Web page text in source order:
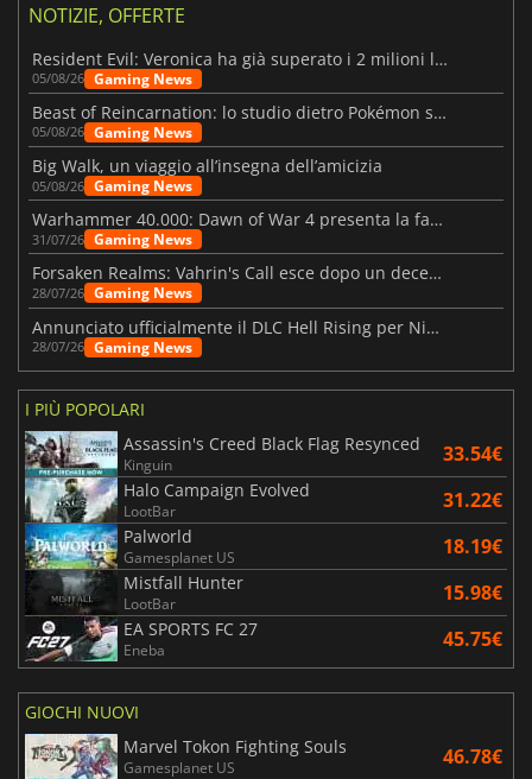
NOTIZIE, OFFERTE
Resident Evil: Veronica ha già superato i 2 milioni liste dei desideri
05/08/26 Gaming News
Beast of Reincarnation: lo studio dietro Pokémon su una nuova strada
05/08/26 Gaming News
Big Walk, un viaggio all’insegna dell’amicizia
05/08/26 Gaming News
Warhammer 40.000: Dawn of War 4 presenta la fazione dei Necron
31/07/26 Gaming News
Forsaken Realms: Vahrin's Call esce dopo un decennio di sviluppo
28/07/26 Gaming News
Annunciato ufficialmente il DLC Hell Rising per Nioh 3
28/07/26 Gaming News
I PIÙ POPOLARI
Assassin's Creed Black Flag Resynced
Kinguin 33.54€
Halo Campaign Evolved
LootBar 31.22€
Palworld
Gamesplanet US 18.19€
Mistfall Hunter
LootBar 15.98€
EA SPORTS FC 27
Eneba 45.75€
GIOCHI NUOVI
Marvel Tokon Fighting Souls
Gamesplanet US 46.78€